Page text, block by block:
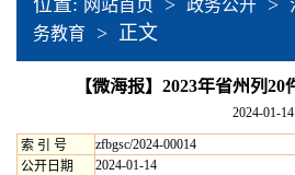
位置: 网站首页 > 政务公开 >
务教育
> 正文
【微海报】2023年省州列
2024-01-
索 引 号 zfbgsc/2024-00014
公开日期
2024-01-14